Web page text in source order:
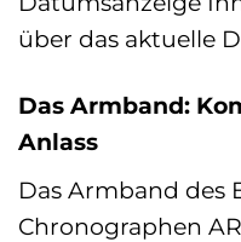
über das aktuelle
Das Armband:
Anlass
Das Armband des
Chronographen